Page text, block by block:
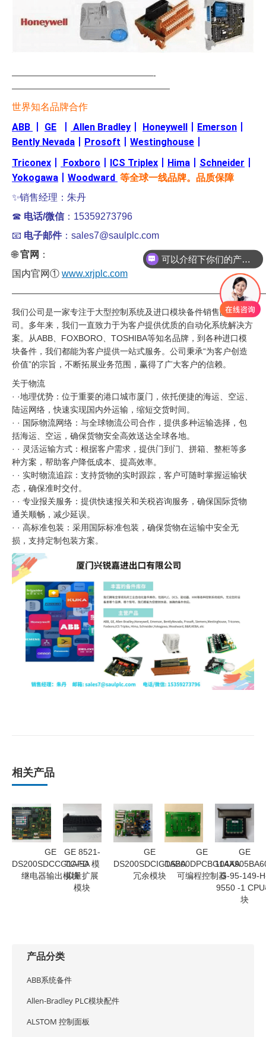
—————————————————-
———————————————————
世界知名品牌合作
ABB GE Allen Bradley Honeywell Emerson
Bently Nevada
Prosoft Westinghouse
Triconex
Foxboro ICS Triplex Hima Schneider
Yokogawa
Woodward 等全球一线品牌。品质保障
✨销售经理：朱丹
☎ 电话/微信：15359273796
📧 电子邮件：sales7@saulplc.com
🌐官网 ：
国内官网① www.xrjplc.com
我们公司是一家专注于大型控制系统及进口模块备件销售的专业公
司。多年来，我们一直致力于为客户提供优质的自动化系统解决方
案。从ABB、FOXBORO、TOSHIBA等知名品牌，到各种进口模
块备件，我们都能为客户提供一站式服务。公司秉承“为客户创造
价值”的宗旨，不断拓展业务范围，赢得了广大客户的信赖。
关于物流
· ·地理优势：位于重要的港口城市厦门，依托便捷的海运、空运、
陆运网络，快速实现国内外运输，缩短交货时间。
· · 国际物流网络：与全球物流公司合作，提供多种运输选择，包
括海运、空运，确保货物安全高效送达全球各地。
· · 灵活运输方式：根据客户需求，提供门到门、拼箱、整柜等多
种方案，帮助客户降低成本、提高效率。
· · 实时物流追踪：支持货物的实时跟踪，客户可随时掌握运输状
态，确保准时交付。
· · 专业报关服务：提供快速报关和关税咨询服务，确保国际货物
通关顺畅，减少延误。
· · 高标准包装：采用国际标准包装，确保货物在运输中安全无
损，支持定制包装方案。
相关产品
GE
DS200SDCCG1AFD
继电器输出模块
GE 8521-
TC-SA 模
拟量扩展
模块
GE
DS200SDCIG1ABA
冗余模块
GE
DS200DPCBG1AAA
可编程控制器
GE
G-95-149-
9550 -1
块
产品分类
ABB系统备件
Allen-Bradley PLC模块配件
ALSTOM 控制面板
可以介绍下你们的产品么